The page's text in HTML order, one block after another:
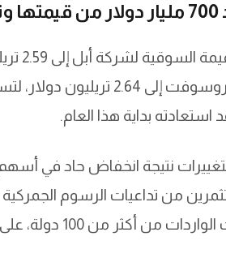
قيمة مايكروسوفت إلى
استعادته بداية هذا العام.
من تداعيات الرسوم الجمركية
من أكثر من 100 دولة، على رأسها الصين.